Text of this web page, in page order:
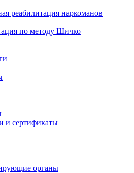
реабилитация наркоманов
по методу Шичко
и сертификаты
органы